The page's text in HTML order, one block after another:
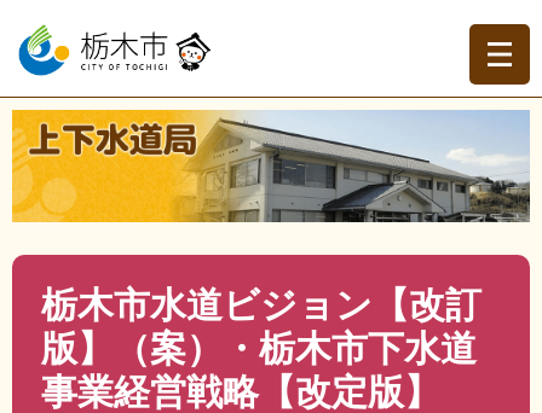
ー
の
先
頭
で
す。
ニ
ー
を
飛
ば
し
て
本
現在地
トップページ > 上下水道局 >上下水道事業の紹介> 各種
計画・経営戦略>>栃木市水道ビジョン【改訂版】
（案）・栃木市下水道事業経営戦略【改定版】（案）に関
栃木市水道ビジョン【改訂
版】（案）・栃木市下水道
事業経営戦略【改定版】